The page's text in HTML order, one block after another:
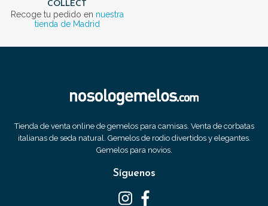
COLLECT
Recoge tu pedido en nuestra
tienda de Madrid
Tienda de venta online de gemelos para camisas. Venta de corbatas
italianas de seda natural. Gemelos de rodio divertidos y elegantes.
Gemelos para novios.
Síguenos